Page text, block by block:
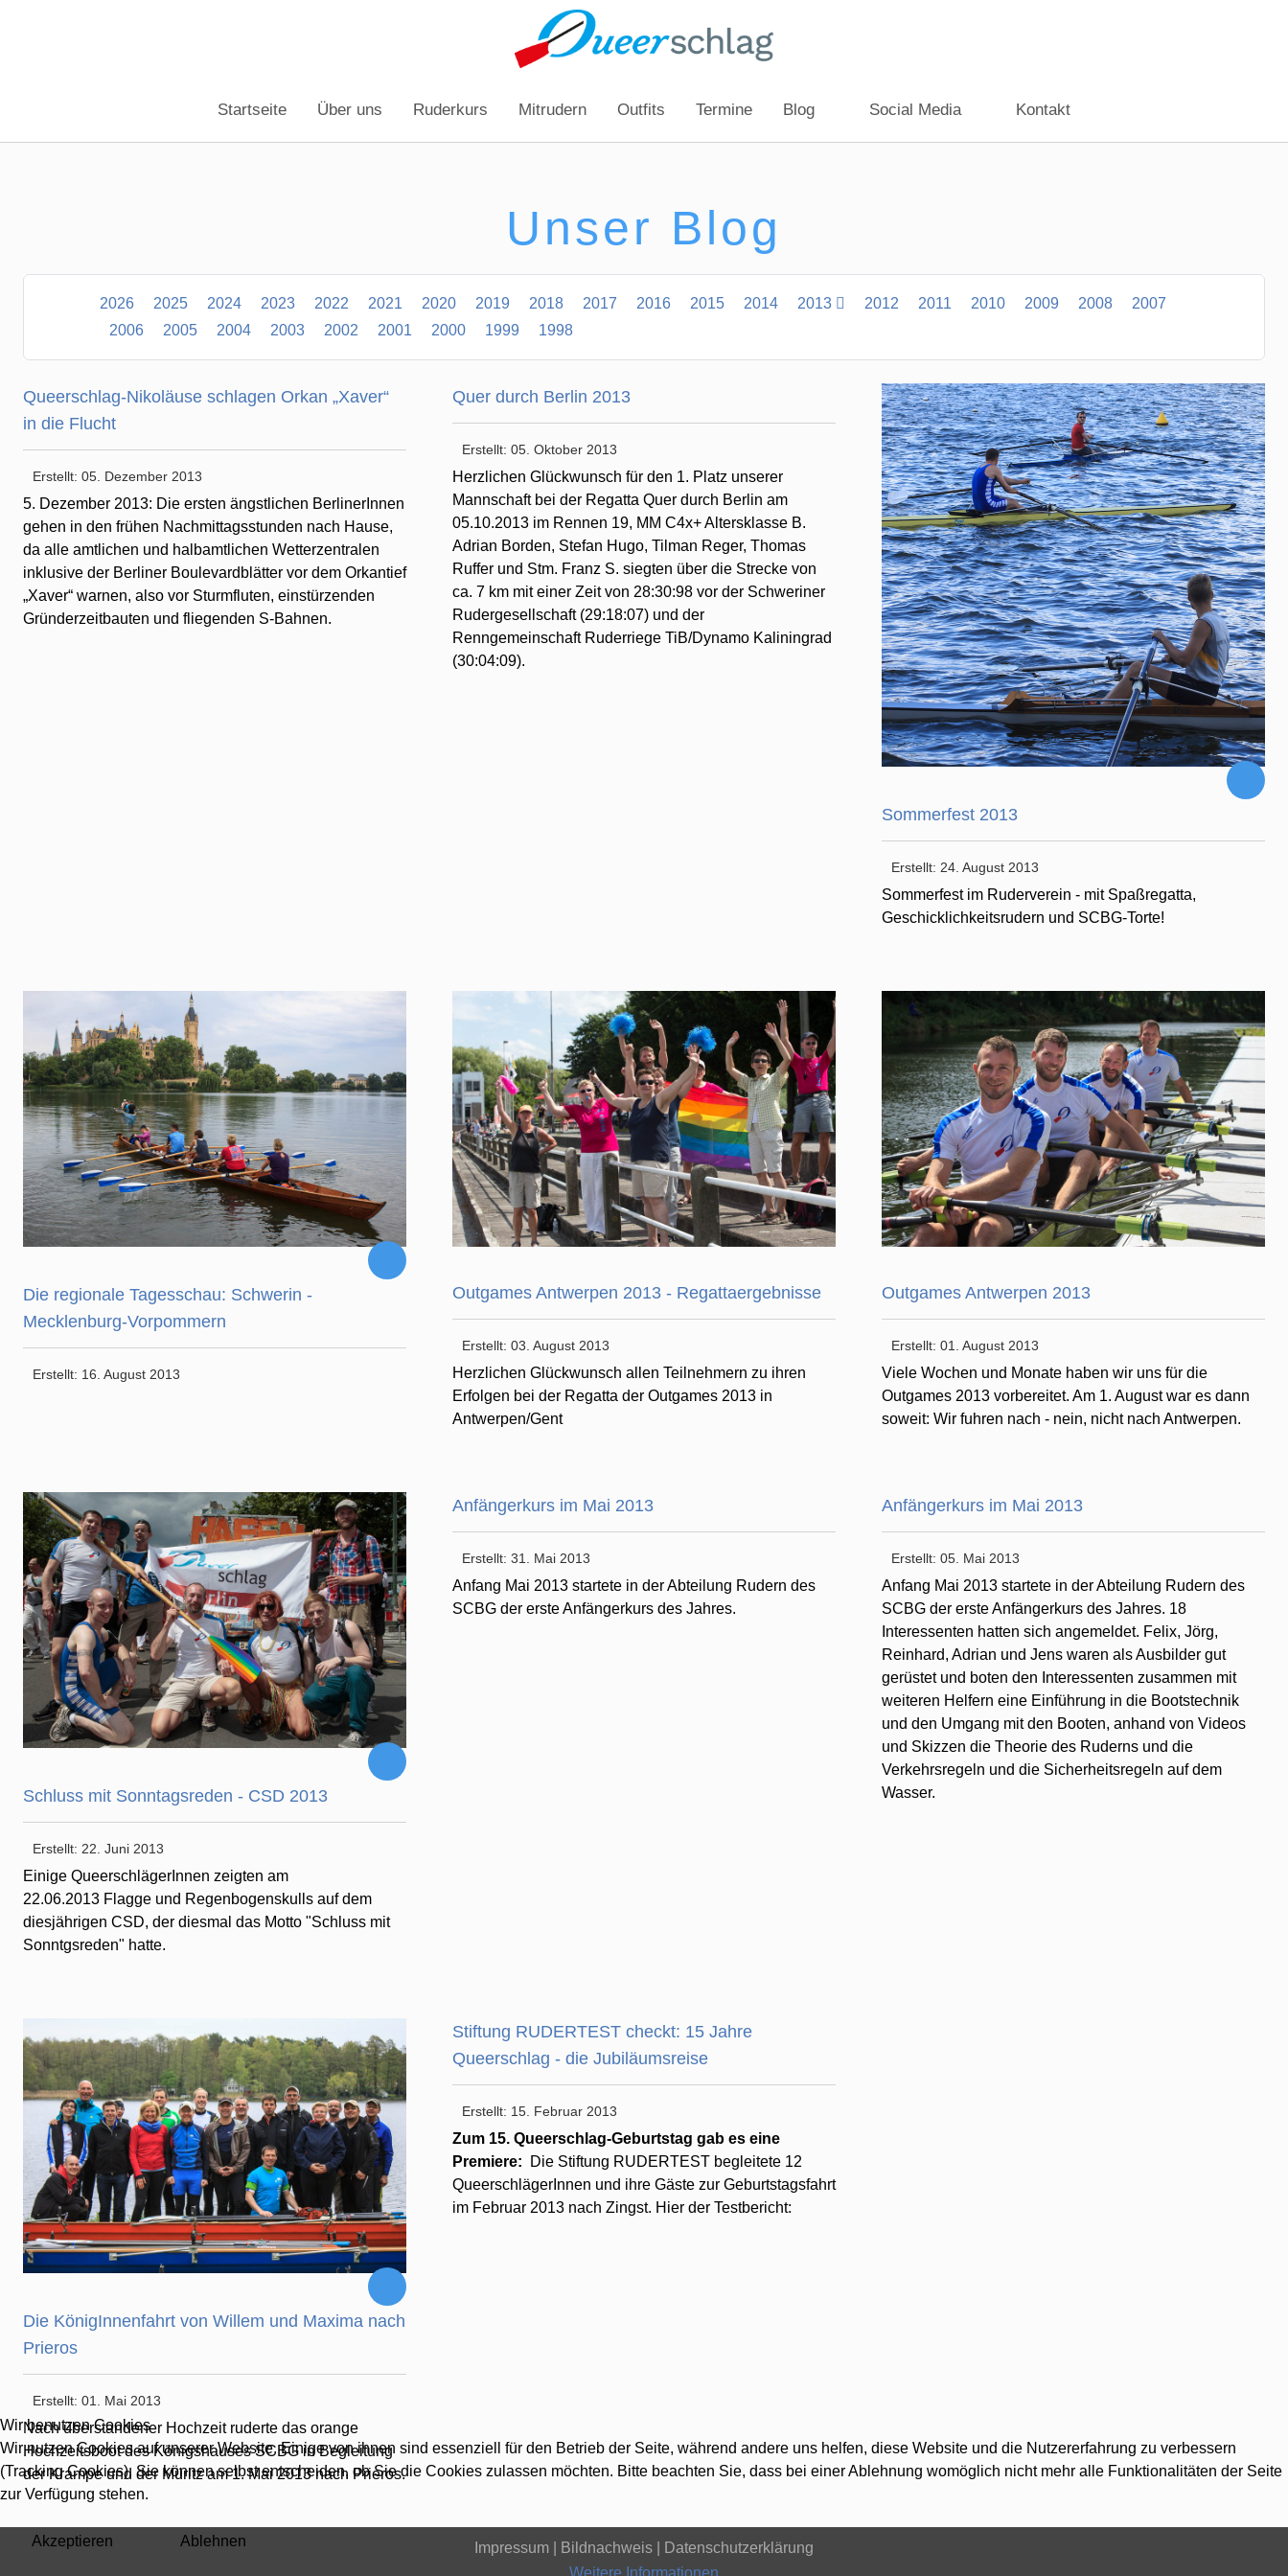
Startseite Über uns Ruderkurs Mitrudern Outfits Termine Blog Social Media Kontakt
Unser Blog
2026 2025 2024 2023 2022 2021 2020 2019 2018 2017 2016 2015 2014 2013 2012 2011 2010 2009 2008
2007
2006
2005 2004 2003 2002 2001 2000 1999 1998
Queerschlag-Nikoläuse schlagen Orkan „Xaver“
in die Flucht
Erstellt: 05. Dezember 2013
5. Dezember 2013: Die ersten ängstlichen BerlinerInnen
gehen in den frühen Nachmittagsstunden nach Hause,
da alle amtlichen und halbamtlichen Wetterzentralen
inklusive der Berliner Boulevardblätter vor dem Orkantief
„Xaver“ warnen, also vor Sturmfluten, einstürzenden
Gründerzeitbauten und fliegenden S-Bahnen.
Quer durch Berlin 2013
Erstellt: 05. Oktober 2013
Herzlichen Glückwunsch für den 1. Platz unserer
Mannschaft bei der Regatta Quer durch Berlin am
05.10.2013 im Rennen 19, MM C4x+ Altersklasse B.
Adrian Borden, Stefan Hugo, Tilman Reger, Thomas
Ruffer und Stm. Franz S. siegten über die Strecke von
ca. 7 km mit einer Zeit von 28:30:98 vor der Schweriner
Rudergesellschaft (29:18:07) und der
Renngemeinschaft Ruderriege TiB/Dynamo Kaliningrad
(30:04:09).
Sommerfest 2013
Erstellt: 24. August 2013
Sommerfest im Ruderverein - mit Spaßregatta,
Geschicklichkeitsrudern und SCBG-Torte!
Die regionale Tagesschau: Schwerin -
Mecklenburg-Vorpommern
Erstellt: 16. August 2013
Outgames Antwerpen 2013 - Regattaergebnisse
Erstellt: 03. August 2013
Herzlichen Glückwunsch allen Teilnehmern zu ihren
Erfolgen bei der Regatta der Outgames 2013 in
Antwerpen/Gent
Outgames Antwerpen 2013
Erstellt: 01. August 2013
Viele Wochen und Monate haben wir uns für die
Outgames 2013 vorbereitet. Am 1. August war es dann
soweit: Wir fuhren nach - nein, nicht nach Antwerpen.
Schluss mit Sonntagsreden - CSD 2013
Erstellt: 22. Juni 2013
Einige QueerschlägerInnen zeigten am
22.06.2013 Flagge und Regenbogenskulls auf dem
diesjährigen CSD, der diesmal das Motto "Schluss mit
Sonntgsreden" hatte.
Anfängerkurs im Mai 2013
Erstellt: 31. Mai 2013
Anfang Mai 2013 startete in der Abteilung Rudern des
SCBG der erste Anfängerkurs des Jahres.
Anfängerkurs im Mai 2013
Erstellt: 05. Mai 2013
Anfang Mai 2013 startete in der Abteilung Rudern des
SCBG der erste Anfängerkurs des Jahres. 18
Interessenten hatten sich angemeldet. Felix, Jörg,
Reinhard, Adrian und Jens waren als Ausbilder gut
gerüstet und boten den Interessenten zusammen mit
weiteren Helfern eine Einführung in die Bootstechnik
und den Umgang mit den Booten, anhand von Videos
und Skizzen die Theorie des Ruderns und die
Verkehrsregeln und die Sicherheitsregeln auf dem
Wasser.
Die KönigInnenfahrt von Willem und Maxima nach
Prieros
Erstellt: 01. Mai 2013
Nach überstandener Hochzeit ruderte das orange
Hochzeitsboot des Königshauses SCBG in Begleitung
der Krampe und der Müritz am 1. Mai 2013 nach Prieros.
Stiftung RUDERTEST checkt: 15 Jahre
Queerschlag - die Jubiläumsreise
Erstellt: 15. Februar 2013
Zum 15. Queerschlag-Geburtstag gab es eine
Premiere: Die Stiftung RUDERTEST begleitete 12
QueerschlägerInnen und ihre Gäste zur Geburtstagsfahrt
im Februar 2013 nach Zingst. Hier der Testbericht:
Impressum | Bildnachweis | Datenschutzerklärung
Wir benutzen Cookies
Wir nutzen Cookies auf unserer Website. Einige von ihnen sind essenziell für den Betrieb der Seite, während andere uns helfen, diese Website und die Nutzererfahrung zu verbessern
(Tracking Cookies). Sie können selbst entscheiden, ob Sie die Cookies zulassen möchten. Bitte beachten Sie, dass bei einer Ablehnung womöglich nicht mehr alle Funktionalitäten der Seite
zur Verfügung stehen.
Akzeptieren
Ablehnen
Weitere Informationen